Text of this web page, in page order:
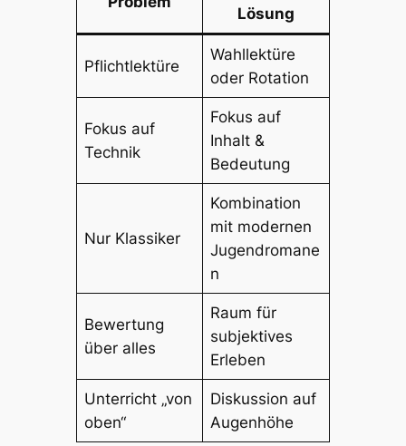
Lösung
Pflichtlektüre
Wahllektüre
oder Rotation
Fokus auf
Technik
Fokus auf
Inhalt &
Bedeutung
Nur Klassiker
Kombination
mit modernen
Jugendromane
n
Bewertung
über alles
Raum für
subjektives
Erleben
Unterricht „von
oben“
Diskussion auf
Augenhöhe